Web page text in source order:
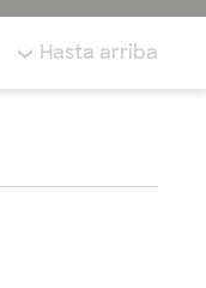
Hasta arriba